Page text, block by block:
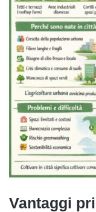
Vantaggi